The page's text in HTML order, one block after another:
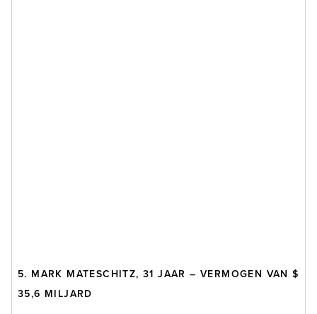
5. MARK MATESCHITZ, 31 JAAR – VERMOGEN VAN $
35,6 MILJARD